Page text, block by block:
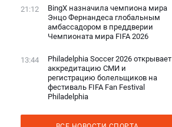
21:12
BingX назначила чемпиона мира
Энцо Фернандеса глобальным
амбассадором в преддверии
Чемпионата мира FIFA 2026
13:44
Philadelphia Soccer 2026 открывает
аккредитацию СМИ и
регистрацию болельщиков на
фестиваль FIFA Fan Festival
Philadelphia